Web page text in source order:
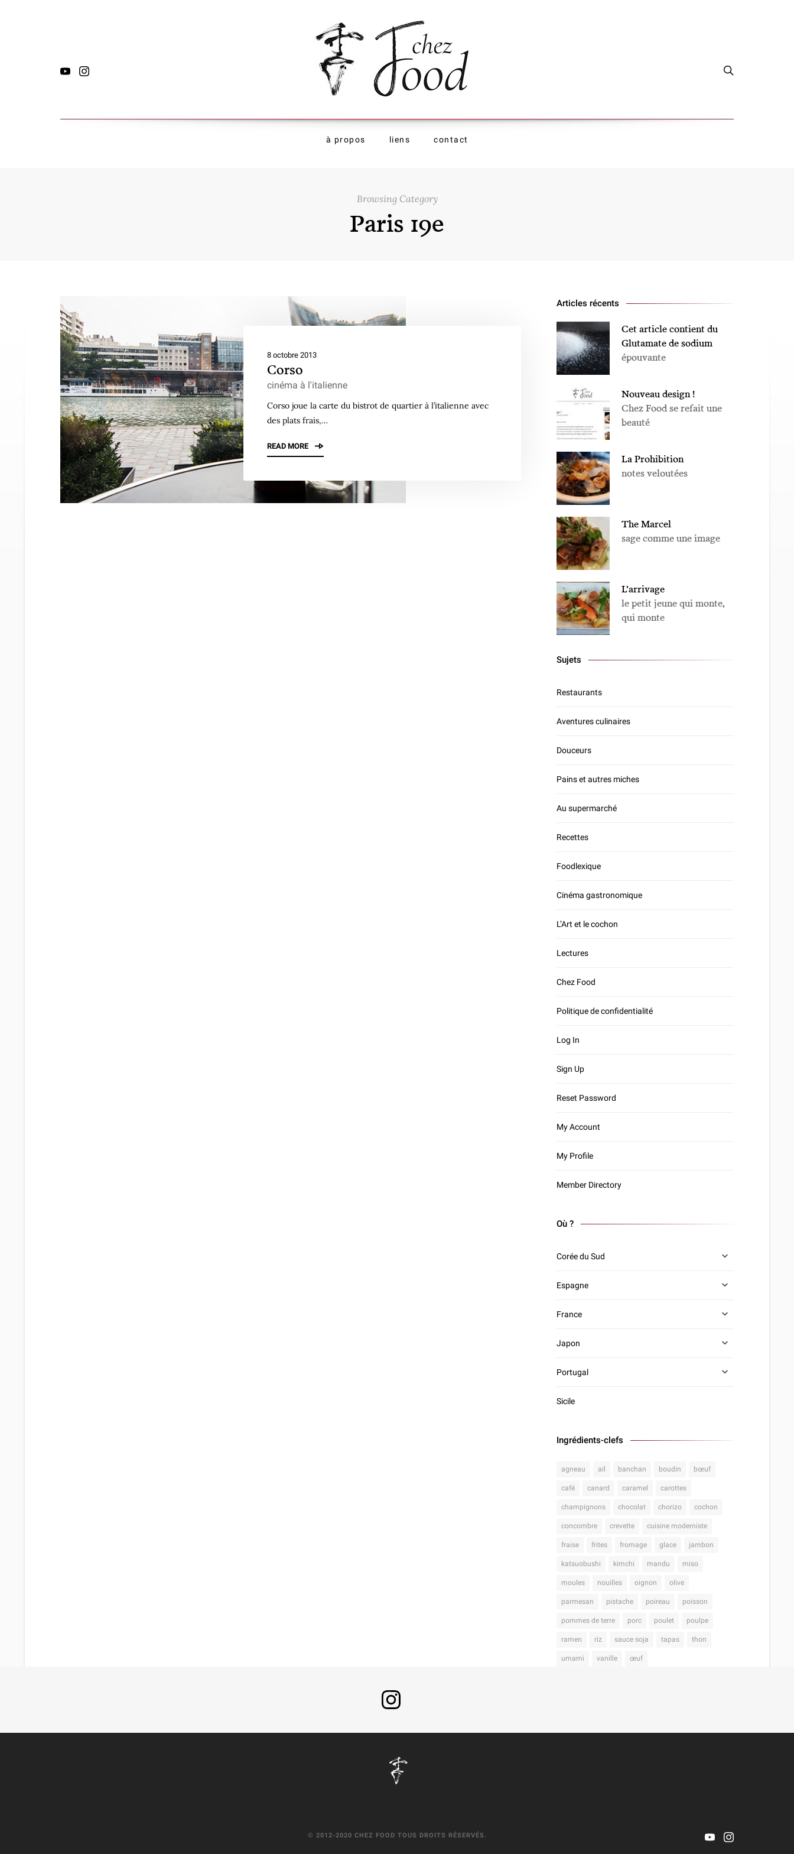
à propos liens contact
Browsing Category
Paris 19e
8 octobre 2013
Corso
cinéma à l'italienne
Corso joue la carte du bistrot de quartier à l’italienne avec
des plats frais,…
READ MORE
Articles récents
Cet article contient du
Glutamate de sodium
épouvante
Nouveau design !
Chez Food se refait une
beauté
La Prohibition
notes veloutées
The Marcel
sage comme une image
L’arrivage
le petit jeune qui monte,
qui monte
Sujets
Restaurants
Aventures culinaires
Douceurs
Pains et autres miches
Au supermarché
Recettes
Foodlexique
Cinéma gastronomique
L’Art et le cochon
Lectures
Chez Food
Politique de confidentialité
Log In
Sign Up
Reset Password
My Account
My Profile
Member Directory
Où ?
Corée du Sud
Espagne
France
Japon
Portugal
Sicile
Ingrédients-clefs
agneau ail banchan boudin bœuf
café canard caramel carottes
champignons chocolat chorizo cochon
concombre crevette cuisine moderniste
fraise frites fromage glace jambon
katsuobushi kimchi mandu miso
moules nouilles oignon olive
parmesan pistache poireau poisson
pommes de terre porc poulet poulpe
ramen riz sauce soja tapas thon
umami vanille œuf
© 2012-2020 CHEZ FOOD TOUS DROITS RÉSERVÉS.